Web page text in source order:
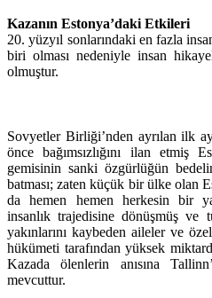
Kazanın Estonya’daki Etkileri
20. yüzyıl sonlarındaki en fazla
biri olması nedeniyle insan
olmuştur.
Sovyetler Birliği’nden ayrılan ilk
önce bağımsızlığını ilan etmiş
gemisinin sanki özgürlüğün
batması; zaten küçük bir ülke olan
da hemen hemen herkesin bir
insanlık trajedisine dönüşmüş ve
yakınlarını kaybeden aileler ve
hükümeti tarafından yüksek
Kazada ölenlerin anısına
mevcuttur.